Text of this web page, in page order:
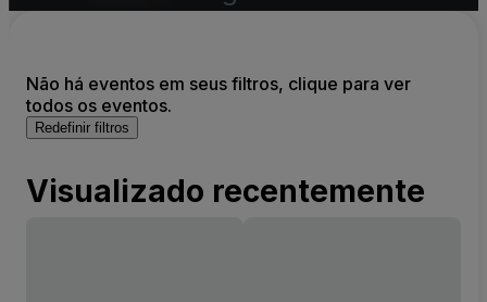
Não há eventos em seus filtros, clique para ver
todos os eventos.
Redefinir filtros
Visualizado recentemente